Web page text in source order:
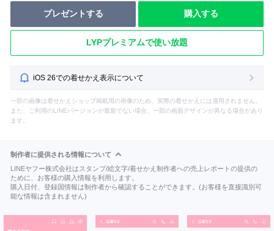
プレゼントする 購入する
LYPプレミアムで使い放題
iOS 26での着せかえ表示について
一部の画像は着せかえショップ掲載用の画像のため、実際の着せかえには適用されません。
また、ご利用のLINEバージョンが最新でない場合、一部の画面デザインが異なる場合があり
ます。
制作者に提供される情報について
LINEヤフー株式会社はスタンプ/絵文字/着せかえ制作者への売上レポートの提供の
ために、お客様の購入情報を利用します。
購入日付、登録国情報は制作者から確認することができます。(お客様を直接識別可
能な情報は含まれません)